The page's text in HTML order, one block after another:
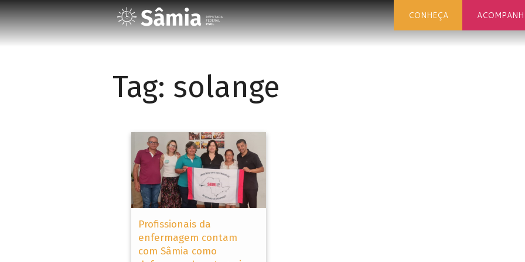
CONHEÇA
Tag: solange
Profissionais da
enfermagem contam
com Sâmia como